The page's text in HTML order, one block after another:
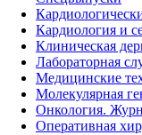
Кардиология и
Клиническая
Лабораторная
Медицинские
Молекулярная
Онкология.
Оперативная